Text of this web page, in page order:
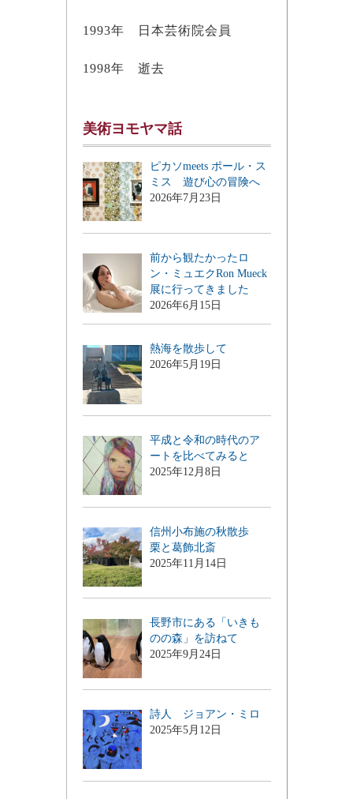
1993年 日本芸術院会員
1998年 逝去
美術ヨモヤマ話
ピカソmeets ポール・ス
ミス 遊び心の冒険へ
2026年7月23日
前から観たかったロ
ン・ミュエクRon Mueck
展に行ってきました
2026年6月15日
熱海を散歩して
2026年5月19日
平成と令和の時代のア
ートを比べてみると
2025年12月8日
信州小布施の秋散歩
栗と葛飾北斎
2025年11月14日
長野市にある「いきも
のの森」を訪ねて
2025年9月24日
詩人 ジョアン・ミロ
2025年5月12日